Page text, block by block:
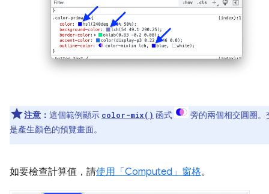
注意： 這個範例顯示 color-mix() 函式
旁的兩個相交圓圈。
是產生顏色的預覽畫面。
如要檢查計算值，請使用「Computed」 窗格。